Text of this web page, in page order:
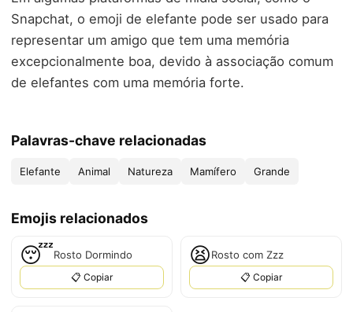
Snapchat, o emoji de elefante pode ser usado para
representar um amigo que tem uma memória
excepcionalmente boa, devido à associação comum
de elefantes com uma memória forte.
Palavras-chave relacionadas
Elefante Animal Natureza Mamífero Grande
Emojis relacionados
😴Rosto Dormindo
📋 Copiar
😫Rosto com Zzz
📋 Copiar